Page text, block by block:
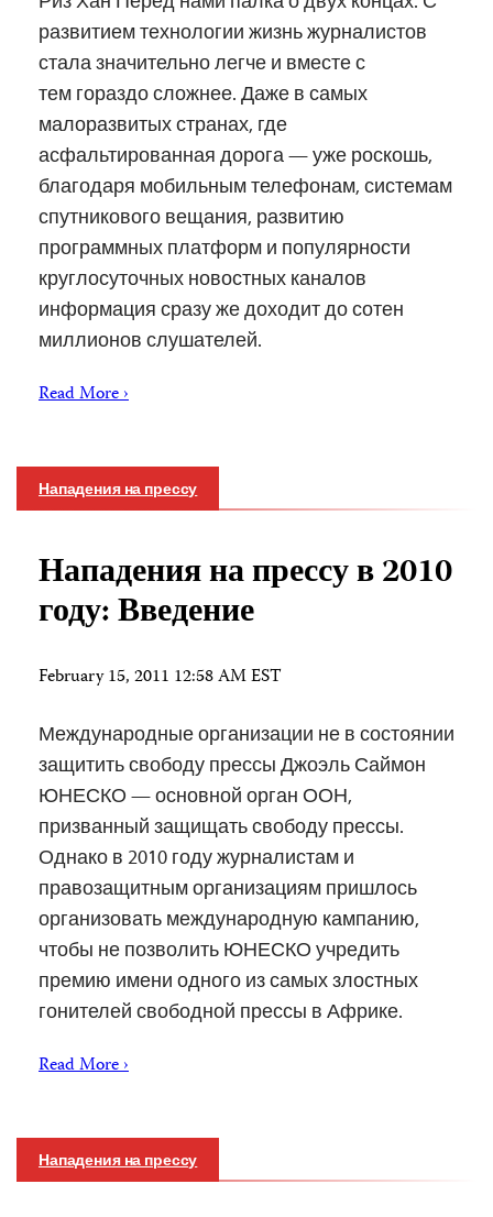
развитием технологии жизнь журналистов
стала значительно легче и вместе с
тем гораздо сложнее. Даже в самых
малоразвитых странах, где
асфальтированная дорога — уже роскошь,
благодаря мобильным телефонам, системам
спутникового вещания, развитию
программных платформ и популярности
круглосуточных новостных каналов
информация сразу же доходит до сотен
миллионов слушателей.
Read More ›
Нападения на прессу
Нападения на прессу в 2010
году: Введение
February 15, 2011 12:58 AM EST
Международные организации не в состоянии
защитить свободу прессы Джоэль Саймон
ЮНЕСКО — основной орган ООН,
призванный защищать свободу прессы.
Однако в 2010 году журналистам и
правозащитным организациям пришлось
организовать международную кампанию,
чтобы не позволить ЮНЕСКО учредить
премию имени одного из самых злостных
гонителей свободной прессы в Африке.
Read More ›
Нападения на прессу